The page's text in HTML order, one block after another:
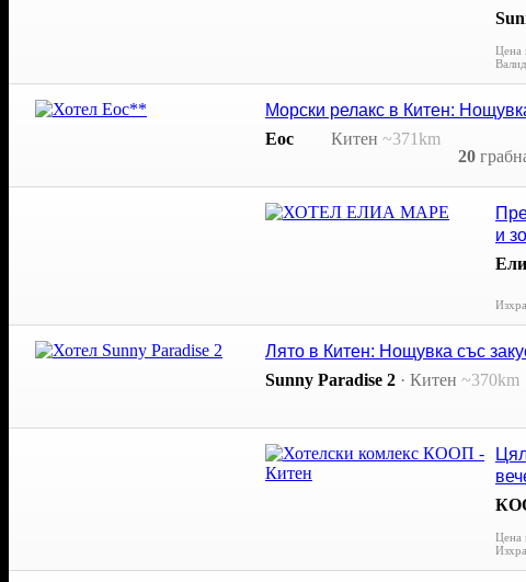
Цена
Морски релакс в Китен:
Еос
Китен ~371km
20
и
Лято в Китен: Нощувка със
Sunny Paradise 2 · Китен ~370km
Цена